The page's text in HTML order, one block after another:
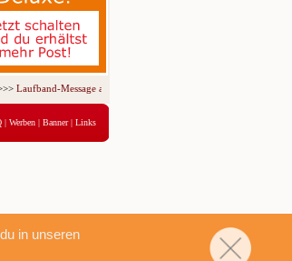
in unseren
Laufband-Message ab nur 5,95 € für 3 Tage!
| Werben | Banner| Links